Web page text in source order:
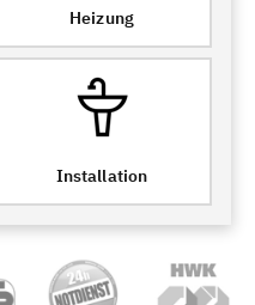
Heizung
Installation